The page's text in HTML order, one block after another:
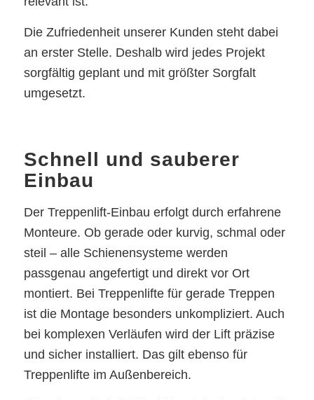
Die Zufriedenheit unserer Kunden steht dabei
an erster Stelle. Deshalb wird jedes Projekt
sorgfältig geplant und mit größter Sorgfalt
umgesetzt.
Schnell und sauberer
Einbau
Der Treppenlift-Einbau erfolgt durch erfahrene
Monteure. Ob gerade oder kurvig, schmal oder
steil – alle Schienensysteme werden
passgenau angefertigt und direkt vor Ort
montiert. Bei Treppenlifte für gerade Treppen
ist die Montage besonders unkompliziert. Auch
bei komplexen Verläufen wird der Lift präzise
und sicher installiert. Das gilt ebenso für
Treppenlifte im Außenbereich.